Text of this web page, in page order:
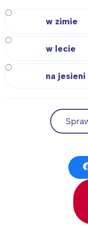
w zimie
w lecie
na jesieni